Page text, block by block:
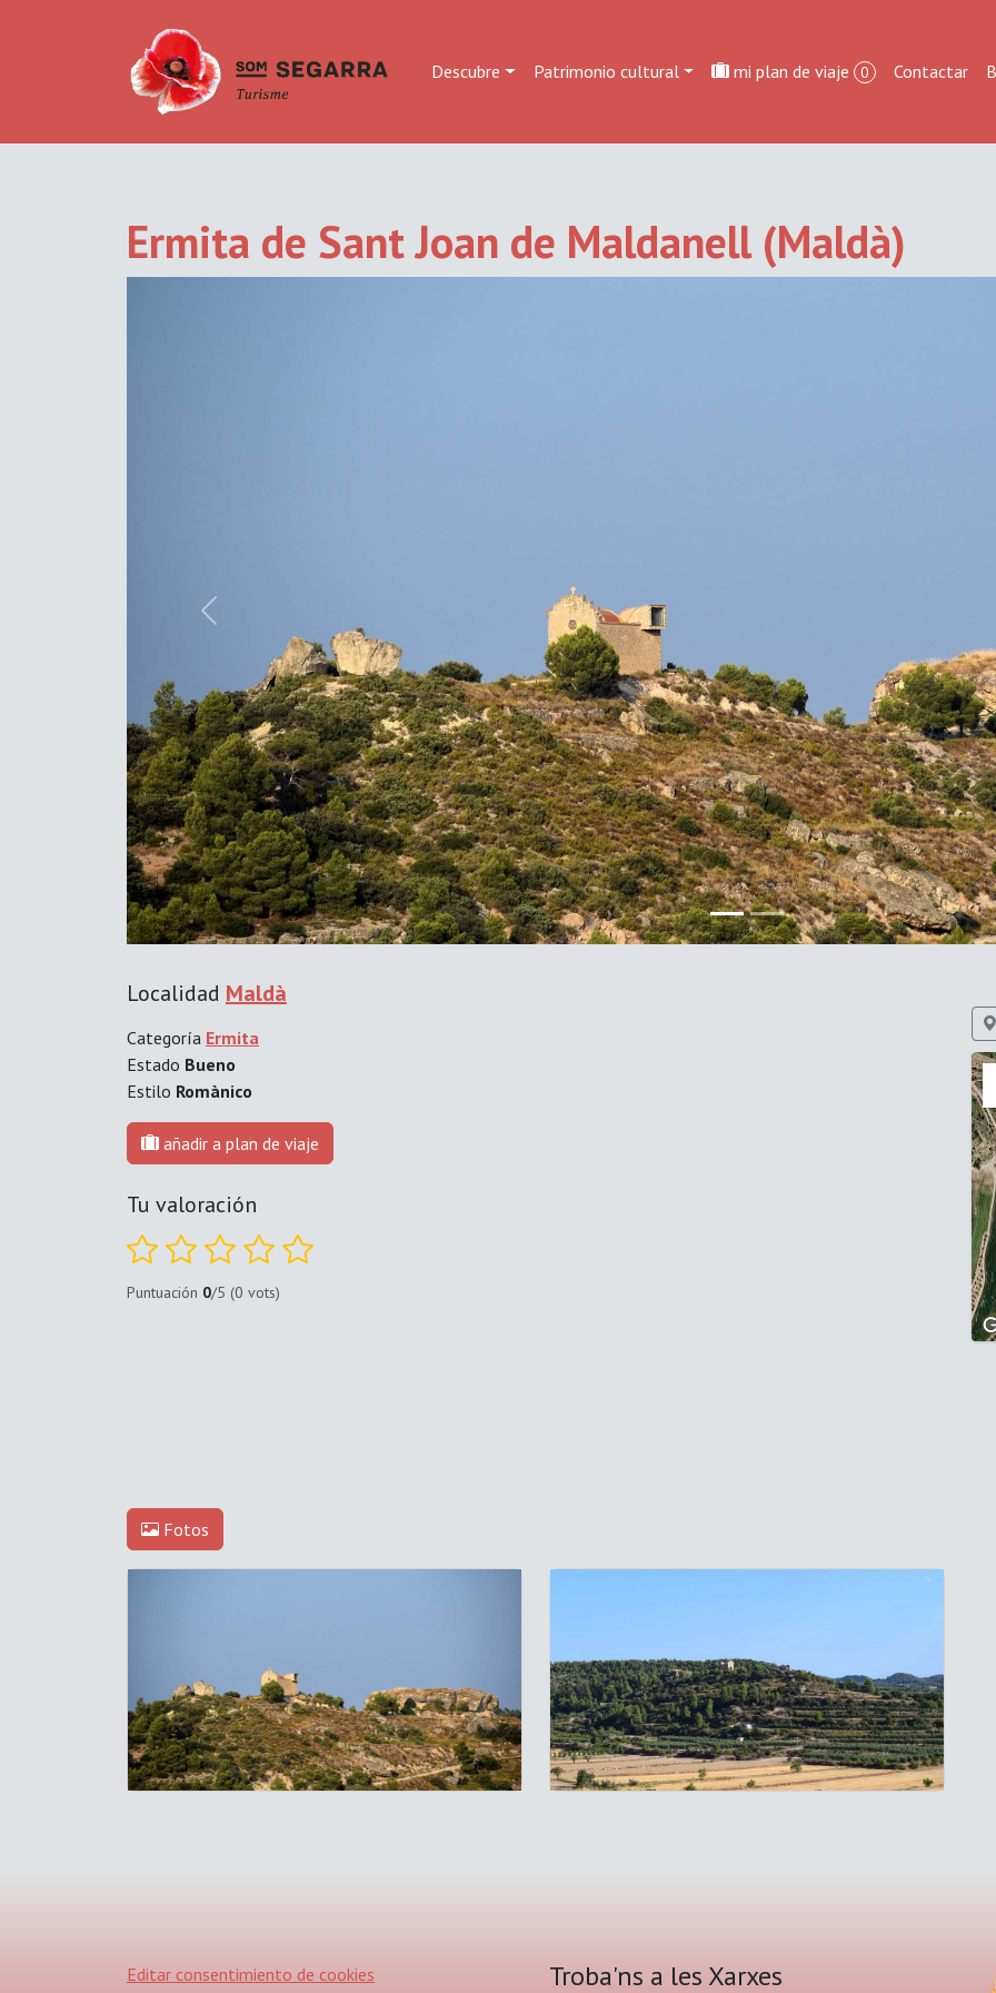
Descubre Patrimonio cultural mi plan de viaje 0 Contactar
Ermita de Sant Joan de Maldanell (Maldà)
Previous
Localidad Maldà
Categoría Ermita
Estado Bueno
Estilo Romànico
añadir a plan de viaje
Tu valoración
Puntuación 0/5 (0 vots)
Fotos
Editar consentimiento de cookies
Troba'ns a les Xarxes